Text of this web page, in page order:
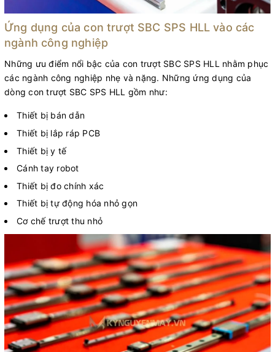
Ứng dụng của con trượt SBC SPS HLL vào các
ngành công nghiệp
Những ưu điểm nổi bậc của con trượt SBC SPS HLL nhằm phục
các ngành công nghiệp nhẹ và nặng. Những ứng dụng của
dòng con trượt SBC SPS HLL gồm như:
Thiết bị bán dẫn
Thiết bị lắp ráp PCB
Thiết bị y tế
Cánh tay robot
Thiết bị đo chính xác
Thiết bị tự động hóa nhỏ gọn
Cơ chế trượt thu nhỏ